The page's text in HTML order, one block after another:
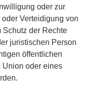
oder zur
Verteidigung von
Schutz der Rechte
juristischen Person
öffentlichen
Union oder eines